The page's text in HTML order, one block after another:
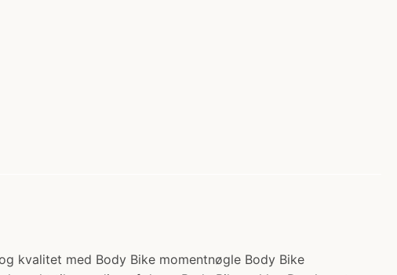
kvalitet med Body Bike momentnøgle Body Bike